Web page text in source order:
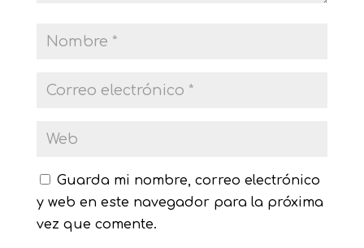
Guarda mi nombre, correo electrónico
y web en este navegador para la próxima
vez que comente.